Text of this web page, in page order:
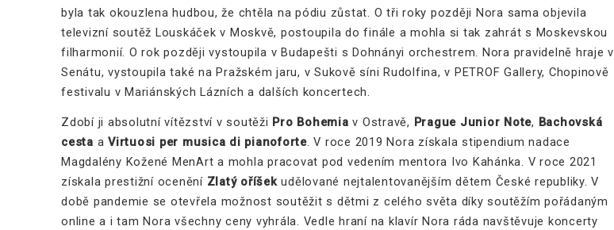
byla tak okouzlena hudbou, že chtěla na pódiu zůstat. O tři roky později Nora sama objevila
televizní soutěž Louskáček v Moskvě, postoupila do finále a mohla si tak zahrát s Moskevskou
filharmonií. O rok později vystoupila v Budapešti s Dohnányi orchestrem. Nora pravidelně hraje v
Senátu, vystoupila také na Pražském jaru, v Sukově síni Rudolfina, v PETROF Gallery, Chopinově
festivalu v Mariánských Lázních a dalších koncertech.
Zdobí ji absolutní vítězství v soutěži Pro Bohemia v Ostravě, Prague Junior Note, Bachovská
cesta a Virtuosi per musica di pianoforte. V roce 2019 Nora získala stipendium nadace
Magdalény Kožené MenArt a mohla pracovat pod vedením mentora Ivo Kahánka. V roce 2021
získala prestižní ocenění Zlatý oříšekudělované nejtalentovanějším dětem České republiky. V
době pandemie se otevřela možnost soutěžit s dětmi z celého světa díky soutěžím pořádaným
online a i tam Nora všechny ceny vyhrála. Vedle hraní na klavír Nora ráda navštěvuje koncerty